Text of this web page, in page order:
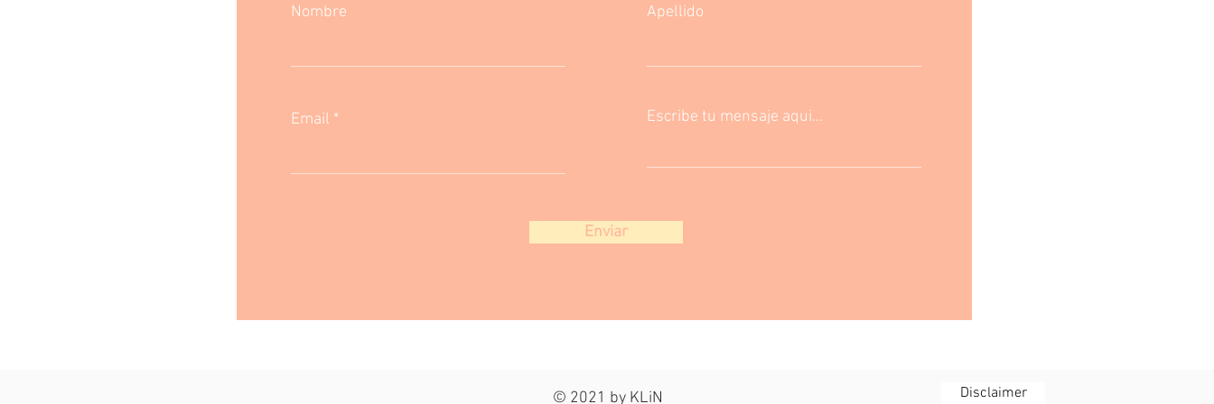
Nombre
Email
Apellido
Escribe tu mensaje aqui...
Enviar
© 2021 by KLiN Disclaimer